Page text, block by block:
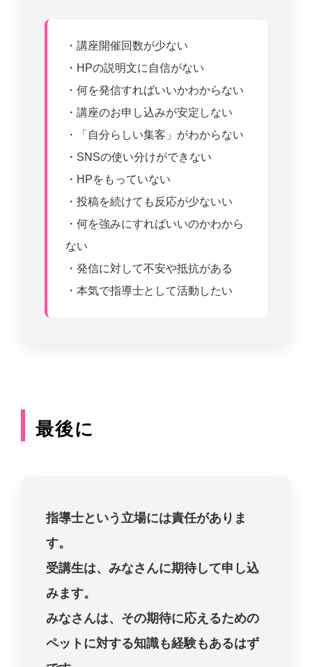
・講座開催回数が少ない
・HPの説明文に自信がない
・何を発信すればいいかわからない
・講座のお申し込みが安定しない
・「自分らしい集客」がわからない
・SNSの使い分けができない
・HPをもっていない
・投稿を続けても反応が少ないい
・何を強みにすればいいのかわから
ない
・発信に対して不安や抵抗がある
・本気で指導士として活動したい
最後に
指導士という立場には責任がありま
す。
受講生は、みなさんに期待して申し込
みます。
みなさんは、その期待に応えるための
ペットに対する知識も経験もあるはず